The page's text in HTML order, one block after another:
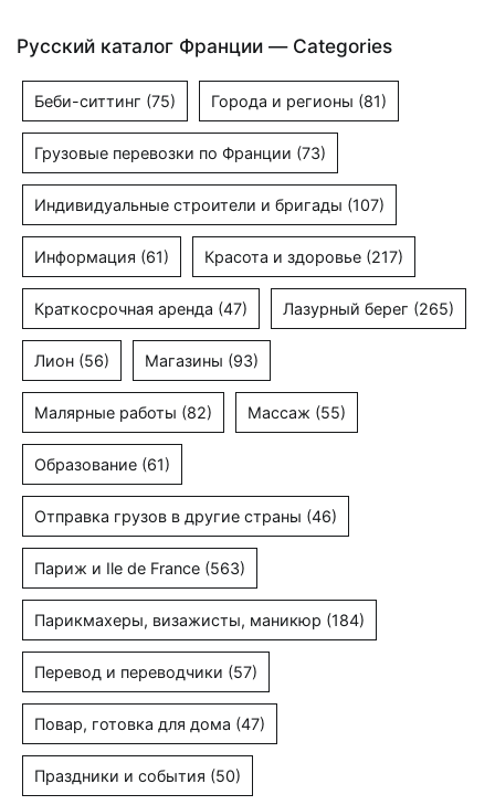
Русский каталог Франции — Categories
Беби-ситтинг (75) Города и регионы (81)
Грузовые перевозки по Франции (73)
Индивидуальные строители и бригады (107)
Информация (61) Красота и здоровье (217)
Краткосрочная аренда (47) Лазурный берег (265)
Лион (56) Магазины (93)
Малярные работы (82) Массаж (55)
Образование (61)
Отправка грузов в другие страны (46)
Париж и Ile de France (563)
Парикмахеры, визажисты, маникюр (184)
Перевод и переводчики (57)
Повар, готовка для дома (47)
Праздники и события (50)